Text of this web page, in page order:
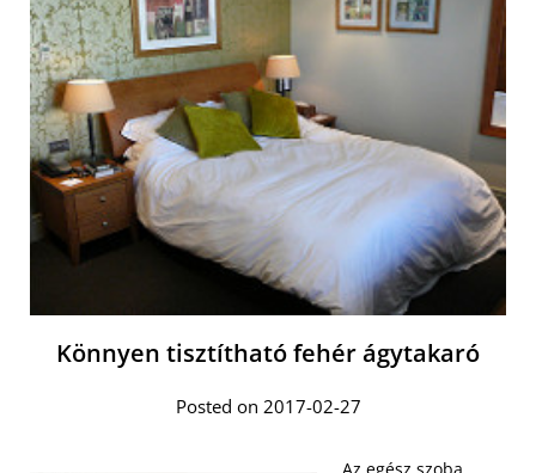
Könnyen tisztítható fehér ágytakaró
Posted on 2017-02-27
Az egész szoba